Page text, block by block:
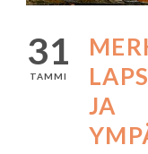
31
TAMMI
JA